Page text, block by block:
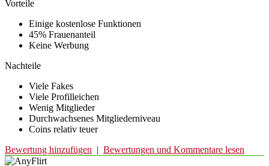
Vorteile
Einige kostenlose Funktionen
45% Frauenanteil
Keine Werbung
Nachteile
Viele Fakes
Viele Profilleichen
Wenig Mitglieder
Durchwachsenes Mitgliederniveau
Coins relativ teuer
Bewertung hinzufügen | Bewertungen und Kommentare lesen